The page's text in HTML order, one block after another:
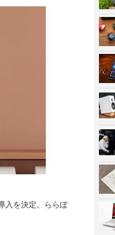
入を決定。ららぽ